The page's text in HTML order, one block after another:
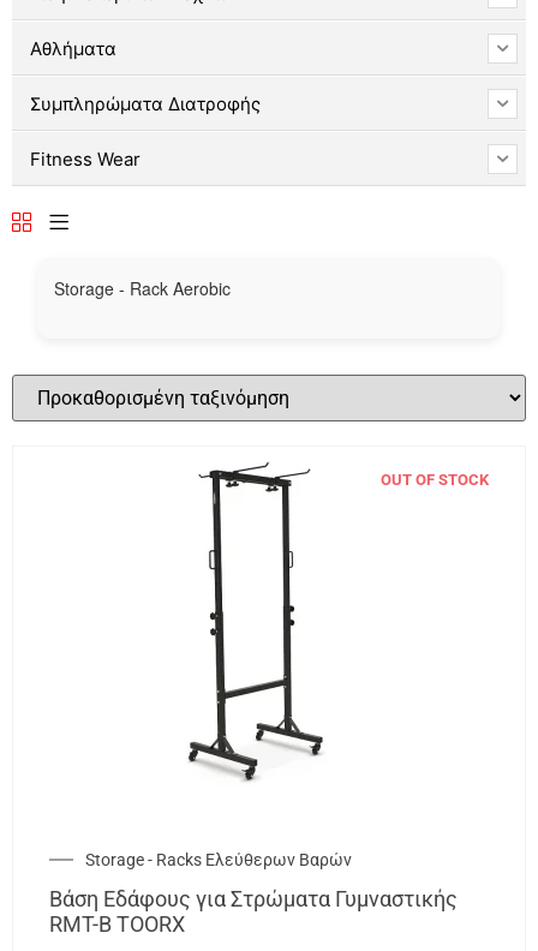
Αθλήματα
Συμπληρώματα Διατροφής
Fitness Wear
Storage - Rack Aerobic
OUT OF STOCK
Storage - Racks Ελεύθερων Βαρών
Βάση Εδάφους για Στρώματα Γυμναστικής
RMT-B TOORX